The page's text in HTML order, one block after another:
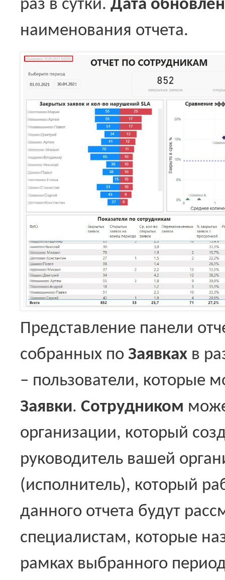
раз в сутки. Дата
наименования отчета.
Представление панели
собранных по Заявках в
– пользователи, которые
Заявки. Сотрудником
организации, который
руководитель вашей
(исполнитель), который
данного отчета будут
специалистам, которые
рамках выбранного